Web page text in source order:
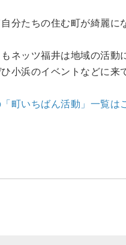
分たちの住む町が綺麗に
ネッツ福井は地域の活動
小浜のイベントなどに来
町いちばん活動」一覧は